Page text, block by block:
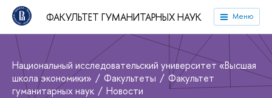
ФАКУЛЬТЕТ ГУМАНИТАРНЫХ НАУК Меню
Национальный исследовательский университет «Высшая
школа экономики»
Факультеты
Факультет
гуманитарных наук
Новости